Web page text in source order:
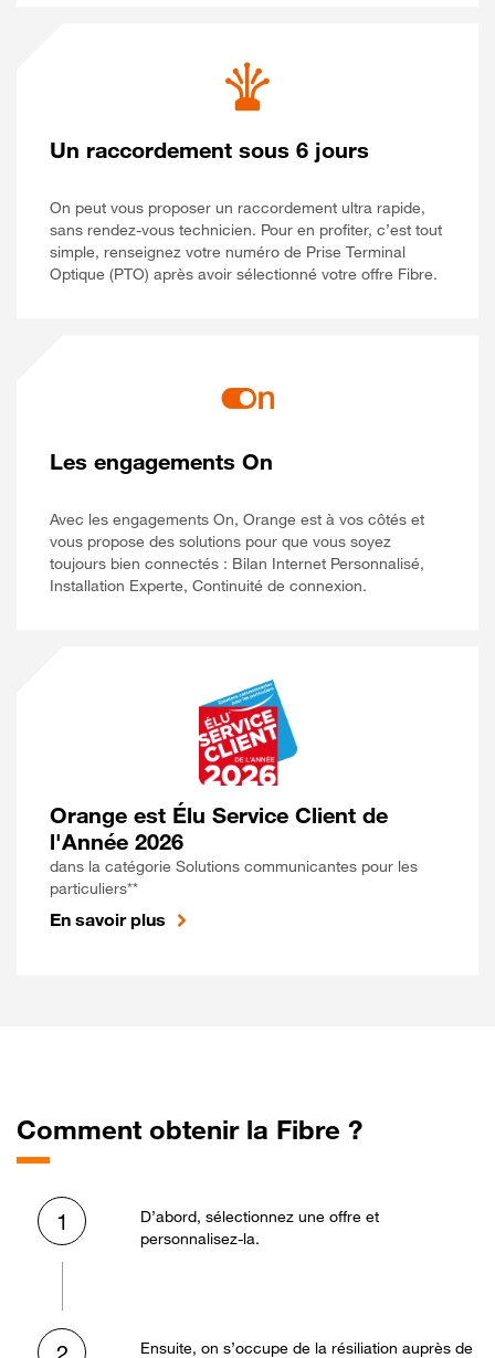
Un raccordement sous 6 jours
On peut vous proposer un raccordement ultra rapide,
sans rendez-vous technicien. Pour en profiter, c’est tout
simple, renseignez votre numéro de Prise Terminal
Optique (PTO) après avoir sélectionné votre offre Fibre.
Les engagements On
Avec les engagements On, Orange est à vos côtés et
vous propose des solutions pour que vous soyez
toujours bien connectés : Bilan Internet Personnalisé,
Installation Experte, Continuité de connexion.
Orange est Élu Service Client de
l'Année 2026
dans la catégorie Solutions communicantes pour les
particuliers**
En savoir plus
Comment obtenir la Fibre ?
1
D’abord, sélectionnez une offre et
personnalisez-la.
Ensuite, on s’occupe de la résiliation auprès de